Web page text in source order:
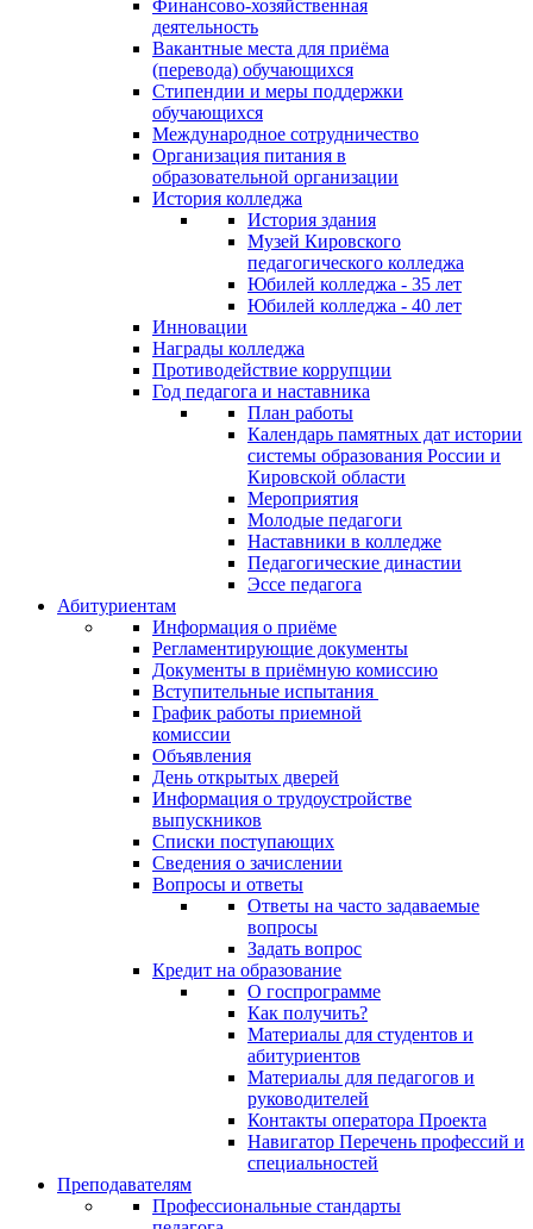
Финансово-хозяйственная
деятельность
Вакантные места для приёма
(перевода) обучающихся
Стипендии и меры поддержки
обучающихся
Международное сотрудничество
Организация питания в
образовательной организации
История колледжа
История здания
Музей Кировского
педагогического колледжа
Юбилей колледжа - 35 лет
Юбилей колледжа - 40 лет
Инновации
Награды колледжа
Противодействие коррупции
Год педагога и наставника
План работы
Календарь памятных дат истории
системы образования России и
Кировской области
Мероприятия
Молодые педагоги
Наставники в колледже
Педагогические династии
Эссе педагога
Абитуриентам
Информация о приёме
Регламентирующие документы
Документы в приёмную комиссию
Вступительные испытания
График работы приемной
комиссии
Объявления
День открытых дверей
Информация о трудоустройстве
выпускников
Списки поступающих
Сведения о зачислении
Вопросы и ответы
Ответы на часто задаваемые
вопросы
Задать вопрос
Кредит на образование
О госпрограмме
Как получить?
Материалы для студентов и
абитуриентов
Материалы для педагогов и
руководителей
Контакты оператора Проекта
Навигатор Перечень профессий и
специальностей
Преподавателям
Профессиональные стандарты